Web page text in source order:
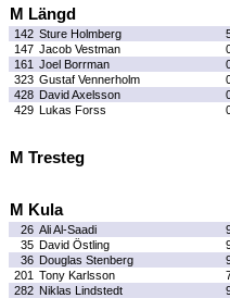
M Längd
142 Sture Holmberg
147 Jacob Vestman
161 Joel Borrman
323 Gustaf Vennerholm
428 David Axelsson
429 Lukas Forss
M Tresteg
M Kula
26 Ali Al-Saadi
35 David Östling
36 Douglas Stenberg
201 Tony Karlsson
282 Niklas Lindstedt